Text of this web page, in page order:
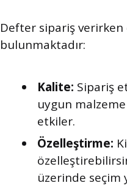
Defter sipariş
bulunmaktadır:
Kalite: Sipariş
uygun
etkiler.
Özelleştirme:
üzerinde seçim